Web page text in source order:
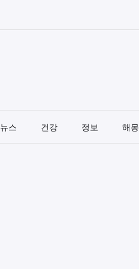
뉴스 건강 정보 해몽